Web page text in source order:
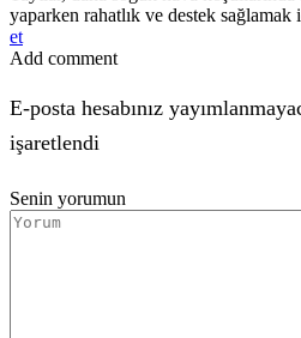
yaparken rahatlık ve destek sağlamak
et
Add comment
E-posta hesabınız
işaretlendi
Senin yorumun